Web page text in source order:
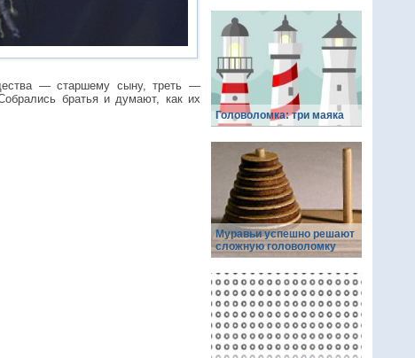
— старшему сыну, треть —
братья и думают, как их
Головоломка: три маяка
Муравьи успешно решают
сложную головоломку